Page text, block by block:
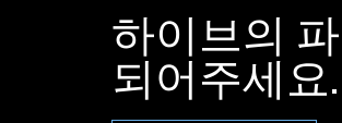
하이브의
​되어주세요.